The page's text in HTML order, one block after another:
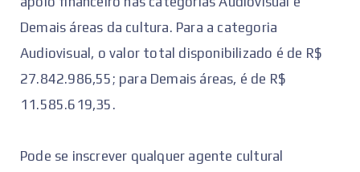
Demais áreas da cultura. Para a categoria
Audiovisual, o valor total disponibilizado é de R$
27.842.986,55; para Demais áreas, é de R$
11.585.619,35.
Pode se inscrever qualquer agente cultural